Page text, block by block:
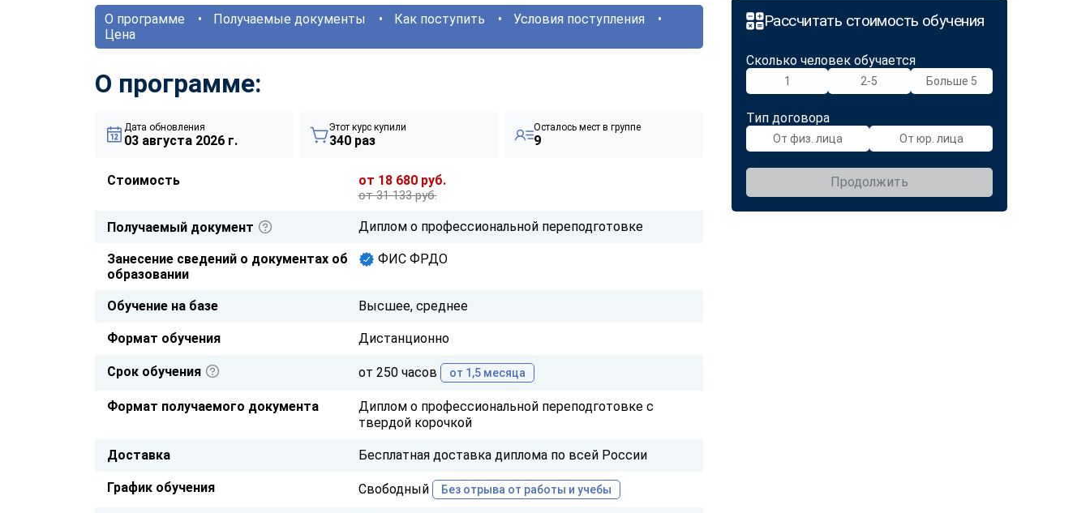
Рассчитать стоимость обучения
Сколько человек обучается
1 2-5 Больше 5
Тип договора
От физ. лица От юр. лица
Продолжить
О программе Получаемые документы Как поступить
Условия поступления
Цена
О программе:
Дата обновления
03 августа 2026 г.
Этот курс купили
340 раз
Осталось мест в группе
9
Стоимость от 18 680 руб.
от 31 133 руб.
Получаемый документ Диплом о профессиональной переподготовке
Занесение сведений о документах об
образовании
ФИС ФРДО
Обучение на базе Высшее, среднее
Формат обучения Дистанционно
Срок обучения от 250 часов от 1,5 месяца
Формат получаемого документа
Диплом о профессиональной переподготовке с
твердой корочкой
Доставка Бесплатная доставка диплома по всей России
График обучения Свободный Без отрыва от работы и учебы